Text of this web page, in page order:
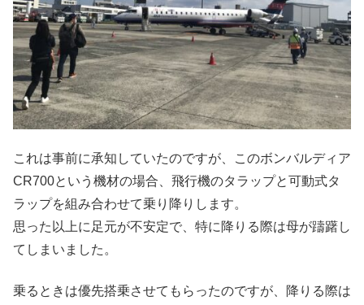
これは事前に承知していたのですが、このボンバルディア
CR700という機材の場合、飛行機のタラップと可動式タ
ラップを組み合わせて乗り降りします。
思った以上に足元が不安定で、特に降りる際は母が躊躇し
てしまいました。
乗るときは優先搭乗させてもらったのですが、降りる際は